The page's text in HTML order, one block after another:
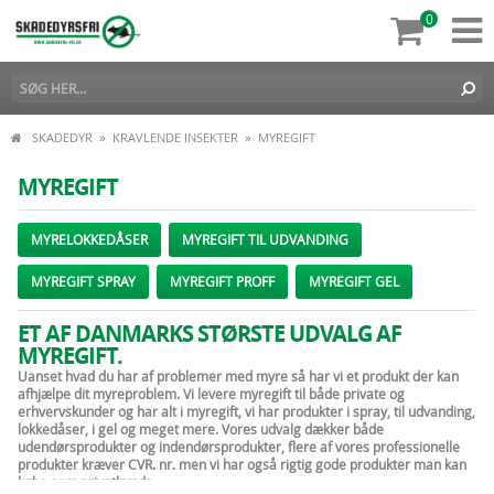
0
SKADEDYR » KRAVLENDE INSEKTER » MYREGIFT
MYREGIFT
MYRELOKKEDÅSER MYREGIFT TIL UDVANDING
MYREGIFT SPRAY MYREGIFT PROFF MYREGIFT GEL
ET AF DANMARKS STØRSTE UDVALG AF
MYREGIFT.
Uanset hvad du har af problemer med myre så har vi et produkt der kan
afhjælpe dit myreproblem. Vi levere myregift til både private og
erhvervskunder og har alt i myregift, vi har produkter i spray, til udvanding,
lokkedåser, i gel og meget mere. Vores udvalg dækker både
udendørsprodukter og indendørsprodukter, flere af vores professionelle
produkter kræver CVR. nr. men vi har også rigtig gode produkter man kan
købe som privatkunde.